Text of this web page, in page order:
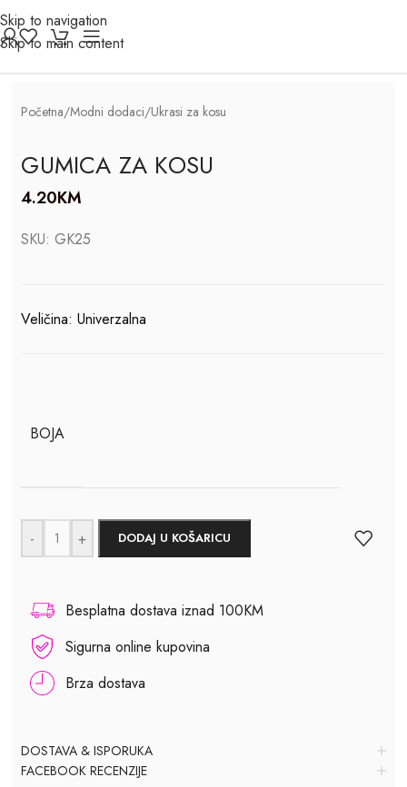
Skip to navigation
Skip to main content
Click to enlarge
Početna/Modni dodaci/Ukrasi za kosu
GUMICA ZA KOSU
4.20KM
SKU:GK25
Veličina: Univerzalna
BOJA
- + DODAJ U KOŠARICU
Besplatna dostava iznad 100KM
Sigurna online kupovina
Brza dostava
DOSTAVA & ISPORUKA
FACEBOOK RECENZIJE